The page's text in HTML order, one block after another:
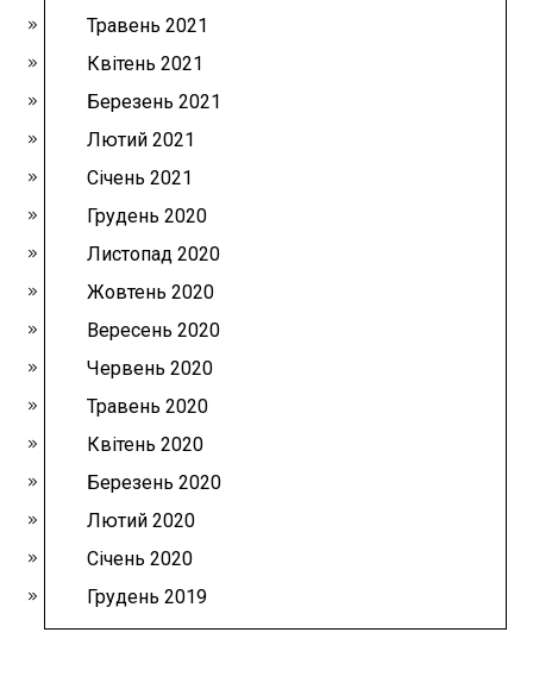
Травень 2021
Квітень 2021
Березень 2021
Лютий 2021
Січень 2021
Грудень 2020
Листопад 2020
Жовтень 2020
Вересень 2020
Червень 2020
Травень 2020
Квітень 2020
Березень 2020
Лютий 2020
Січень 2020
Грудень 2019